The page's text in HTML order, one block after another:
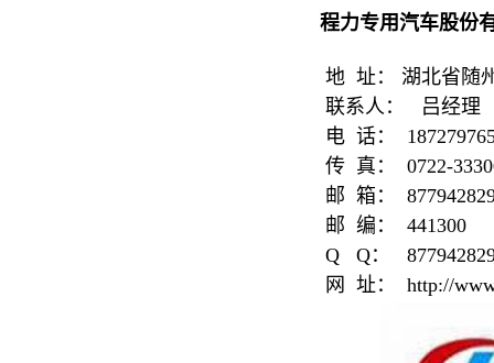
程力专用汽车股份
地 址： 湖北省随
联系人：
吕经理
电 话：
传 真：
0722-
邮 箱：
邮 编：
441300
Q Q：
网
址： http://